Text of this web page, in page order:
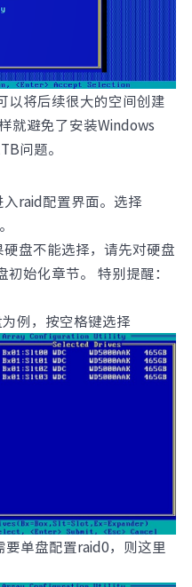
以将后续很大的空间创建
就避免了安装Windows
问题。
raid配置界面。选择
盘不能选择，请先对硬盘
始化章节。 特别提醒：
例，按空格键选择
单盘配置raid0，则这里